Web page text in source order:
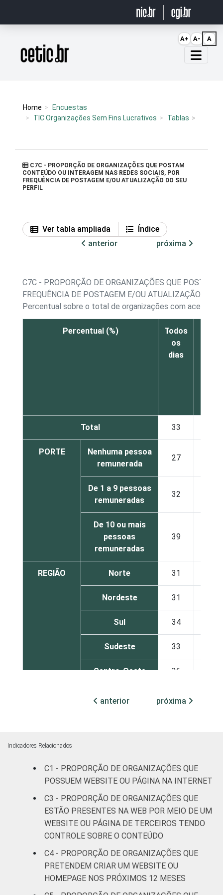
Página inicial
Home
Encuestas
TIC Organizações Sem Fins Lucrativos
Tablas
C7C - PROPORÇÃO DE ORGANIZAÇÕES QUE POSTAM
CONTEÚDO OU INTERAGEM NAS REDES SOCIAIS, POR
FREQUÊNCIA DE POSTAGEM E/OU ATUALIZAÇÃO DO SEU
PERFIL
Ver tabla ampliada
Índice
anterior
próxima
C7C - PROPORÇÃO DE ORGANIZAÇÕES QUE POSTAM
FREQUÊNCIA DE POSTAGEM E/OU ATUALIZAÇÃO DO
Percentual sobre o total de organizações com acesso
Percentual (%)
Todos
os
dias
Total 33
PORTE
Nenhuma pessoa
remunerada
27
De 1 a 9 pessoas
remuneradas
32
De 10 ou mais
pessoas
remuneradas
39
REGIÃO Norte 31
Nordeste 31
Sul 34
Sudeste 33
Centro-Oeste 36
Associações
recreação
Educação, e
Pesquisa
40
Desenvolvimento
e Defesa de
Direitos
Religião 30
anterior próxima
Indicadores Relacionados
C1 - PROPORÇÃO DE ORGANIZAÇÕES QUE
POSSUEM WEBSITE OU PÁGINA NA INTERNET
C3 - PROPORÇÃO DE ORGANIZAÇÕES QUE
ESTÃO PRESENTES NA WEB POR MEIO DE UM
WEBSITE OU PÁGINA DE TERCEIROS TENDO
CONTROLE SOBRE O CONTEÚDO
C4 - PROPORÇÃO DE ORGANIZAÇÕES QUE
PRETENDEM CRIAR UM WEBSITE OU
HOMEPAGE NOS PRÓXIMOS 12 MESES
A+ A- A